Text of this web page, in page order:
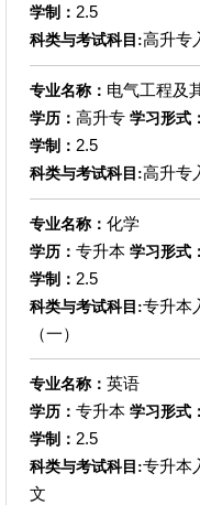
学制： 2.5
科类与考试科目:高升专
专业名称： 电气工程及
学历： 高升专 学习形式：
学制： 2.5
科类与考试科目:高升专
专业名称： 化学
学历： 专升本 学习形式：
学制： 2.5
科类与考试科目:专升本
（一）
专业名称： 英语
学历： 专升本 学习形式：
学制： 2.5
科类与考试科目:专升本
文